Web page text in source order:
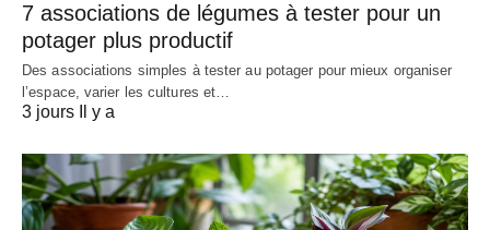
7 associations de légumes à tester pour un
potager plus productif
Des associations simples à tester au potager pour mieux organiser
l’espace, varier les cultures et…
3 jours Il y a